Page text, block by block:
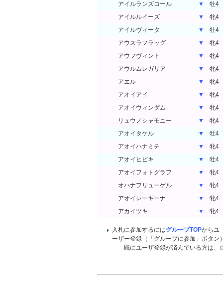
アイルランズコール
▼
牡4
アイルルイーズ
▼
牝4
アイルヴィータ
▼
牡4
アウスラフラッグ
▼
牝4
アウフヴィント
▼
牝4
アウルムレガリア
▼
牝4
アエル
▼
牝4
アオイアイ
▼
牝4
アオイウィンダム
▼
牝4
リュウノシャモニー
▼
牝4
アオイタケル
▼
牡4
アオイハナミチ
▼
牝4
アオイヒビキ
▼
牡4
アオイフォトグラフ
▼
牝4
オハナフリューゲル
▼
牝4
アオイレーギーナ
▼
牝4
アカイツキ
▼ 牝4
入札に参加するにはグループTOPからユ
ーザー登録（「グループに参加」ボタン
既にユーザ登録が済んでいる方は、